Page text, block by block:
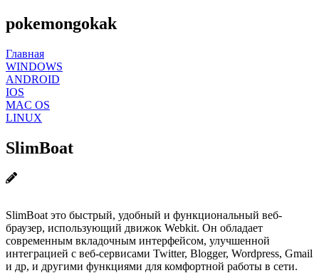
pokemongokak
Главная
WINDOWS
ANDROID
IOS
MAC OS
LINUX
SlimBoat
SlimBoat это быстрый, удобный и функциональный веб-
браузер, использующий движок Webkit. Он обладает
современным вкладочным интерфейсом, улучшенной
интеграцией с веб-сервисами Twitter, Blogger, Wordpress, Gmail
и др, и другими функциями для комфортной работы в сети.